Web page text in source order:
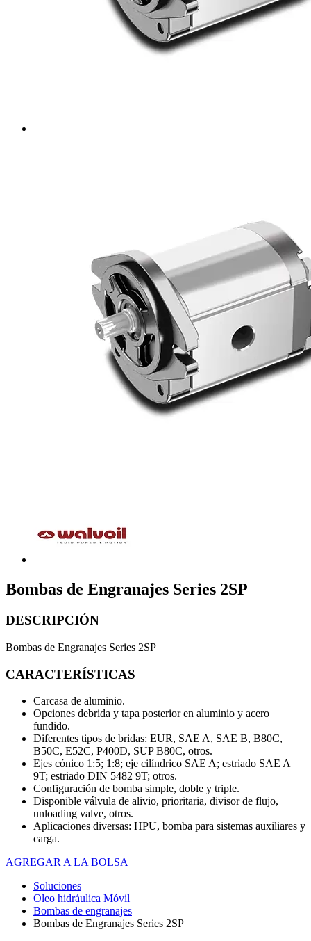
Bombas de Engranajes Series 2SP
DESCRIPCIÓN
Bombas de Engranajes Series 2SP
CARACTERÍSTICAS
Carcasa de aluminio.
Opciones debrida y tapa posterior en aluminio y acero
fundido.
Diferentes tipos de bridas: EUR, SAE A, SAE B, B80C,
B50C, E52C, P400D, SUP B80C, otros.
Ejes cónico 1:5; 1:8; eje cilíndrico SAE A; estriado SAE A
9T; estriado DIN 5482 9T; otros.
Configuración de bomba simple, doble y triple.
Disponible válvula de alivio, prioritaria, divisor de flujo,
unloading valve, otros.
Aplicaciones diversas: HPU, bomba para sistemas auxiliares y
carga.
AGREGAR A LA BOLSA
Soluciones
Oleo hidráulica Móvil
Bombas de engranajes
Bombas de Engranajes Series 2SP